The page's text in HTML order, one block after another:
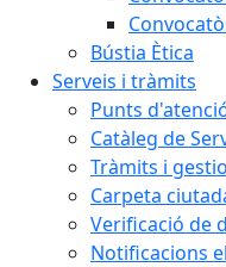
Bústia Ètica
Serveis i tràmits
Punts
Catàleg de
Tràmits i
Carpeta
Verificació de
Notificacions